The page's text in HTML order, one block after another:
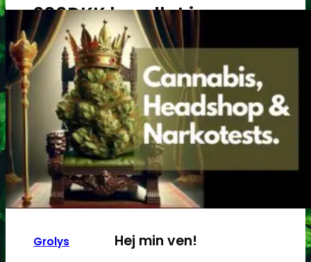
200DKK handlet i
headshoppen
Gå til headshoppen
Groudstyr
Groudstyr
Grolys
Hej min ven!